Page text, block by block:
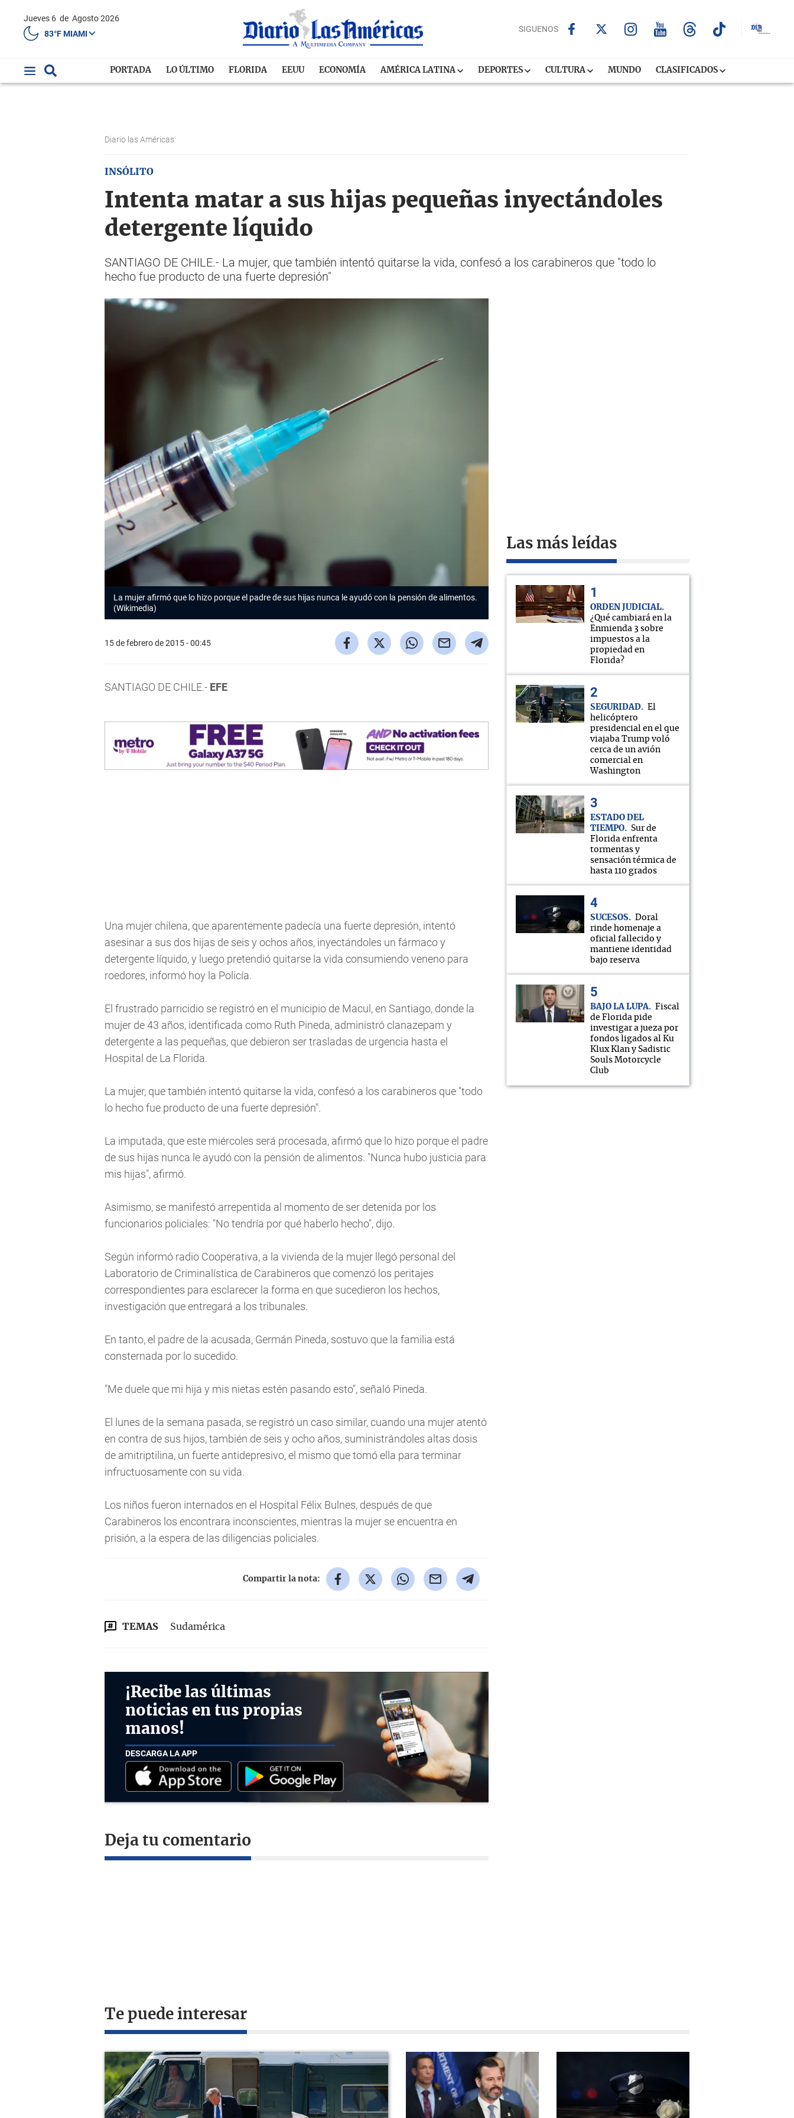
Jueves 6 de Agosto 2026
83°F MIAMI
SIGUENOS
PORTADA LO ÚLTIMO FLORIDA EEUU ECONOMÍA AMÉRICA LATINA DEPORTES CULTURA MUNDO CLASIFICADOS
Diario las Américas
INSÓLITO
Intenta matar a sus hijas pequeñas inyectándoles
detergente líquido
SANTIAGO DE CHILE.- La mujer, que también intentó quitarse la vida, confesó a los carabineros que "todo lo
hecho fue producto de una fuerte depresión"
La mujer afirmó que lo hizo porque el padre de sus hijas nunca le ayudó con la pensión de alimentos.
(Wikimedia)
15 de febrero de 2015 - 00:45
SANTIAGO DE CHILE.- EFE
Una mujer chilena, que aparentemente padecía una fuerte depresión, intentó
asesinar a sus dos hijas de seis y ochos años, inyectándoles un fármaco y
detergente líquido, y luego pretendió quitarse la vida consumiendo veneno para
roedores, informó hoy la Policía.
El frustrado parricidio se registró en el municipio de Macul, en Santiago, donde la
mujer de 43 años, identificada como Ruth Pineda, administró clanazepam y
detergente a las pequeñas, que debieron ser trasladas de urgencia hasta el
Hospital de La Florida.
La mujer, que también intentó quitarse la vida, confesó a los carabineros que "todo
lo hecho fue producto de una fuerte depresión".
La imputada, que este miércoles será procesada, afirmó que lo hizo porque el padre
de sus hijas nunca le ayudó con la pensión de alimentos. "Nunca hubo justicia para
mis hijas", afirmó.
Asimismo, se manifestó arrepentida al momento de ser detenida por los
funcionarios policiales: "No tendría por qué haberlo hecho", dijo.
Según informó radio Cooperativa, a la vivienda de la mujer llegó personal del
Laboratorio de Criminalística de Carabineros que comenzó los peritajes
correspondientes para esclarecer la forma en que sucedieron los hechos,
investigación que entregará a los tribunales.
En tanto, el padre de la acusada, Germán Pineda, sostuvo que la familia está
consternada por lo sucedido.
"Me duele que mi hija y mis nietas estén pasando esto", señaló Pineda.
El lunes de la semana pasada, se registró un caso similar, cuando una mujer atentó
en contra de sus hijos, también de seis y ocho años, suministrándoles altas dosis
de amitriptilina, un fuerte antidepresivo, el mismo que tomó ella para terminar
infructuosamente con su vida.
Los niños fueron internados en el Hospital Félix Bulnes, después de que
Carabineros los encontrara inconscientes, mientras la mujer se encuentra en
prisión, a la espera de las diligencias policiales.
Compartir la nota:
TEMAS Sudamérica
¡Recibe las últimas
noticias en tus propias
manos!
DESCARGA LA APP
Deja tu comentario
Las más leídas
ORDEN JUDICIAL
¿Qué cambiará en la
Enmienda 3 sobre
impuestos a la
propiedad en
Florida?
SEGURIDAD
El
helicóptero
presidencial en el que
viajaba Trump voló
cerca de un avión
comercial en
Washington
ESTADO DEL
TIEMPO
Sur de
Florida enfrenta
tormentas y
sensación térmica de
hasta 110 grados
SUCESOS
Doral
rinde homenaje a
oficial fallecido y
mantiene identidad
bajo reserva
BAJO LA LUPA
Fiscal
de Florida pide
investigar a jueza por
fondos ligados al Ku
Klux Klan y Sadistic
Souls Motorcycle
Club
Te puede interesar